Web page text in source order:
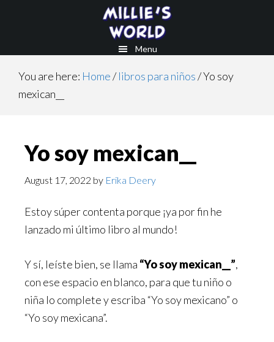
Menu
You are here: Home/ libros para niños/Yo soy
mexican__
Yo soy mexican__
August 17, 2022 by Erika Deery
Estoy súper contenta porque ¡ya por fin he
lanzado mi último libro al mundo!
Y sí, leíste bien, se llama “Yo soy mexican__”,
con ese espacio en blanco, para que tu niño o
niña lo complete y escriba “Yo soy mexicano” o
“Yo soy mexicana”.